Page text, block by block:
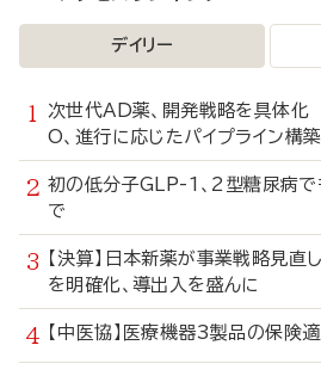
デイリー
次世代AD薬、開発戦略を具体化
O、進行に応じたパイプライン構築
初の低分子GLP-1、2型糖尿病
で
【決算】日本新薬が事業戦略見
を明確化、導出入を盛んに
【中医協】医療機器3製品の保